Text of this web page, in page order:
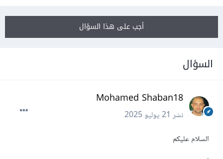
أجب على هذا السؤال
السؤال
Mohamed Shaban18
نشر21 يوليو 2025
السلام عليكم